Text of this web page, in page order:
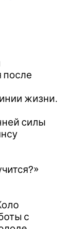
после
жизни.
силы
с